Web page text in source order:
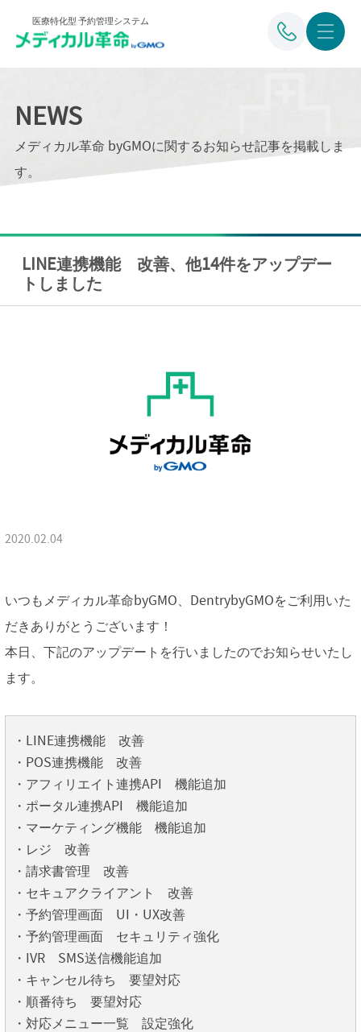
医療特化型 予約管理システム
NEWS
メディカル革命 byGMOに関するお知らせ記事を掲載しま
す。
LINE連携機能 改善、他14件をアップデー
トしました
2020.02.04
いつもメディカル革命byGMO、DentrybyGMOをご利用いた
だきありがとうございます！
本日、下記のアップデートを行いましたのでお知らせいたし
ます。
・LINE連携機能 改善
・POS連携機能 改善
・アフィリエイト連携API 機能追加
・ポータル連携API 機能追加
・マーケティング機能 機能追加
・レジ 改善
・請求書管理 改善
・セキュアクライアント 改善
・予約管理画面 UI・UX改善
・予約管理画面 セキュリティ強化
・IVR SMS送信機能追加
・キャンセル待ち 要望対応
・順番待ち 要望対応
・対応メニュー一覧 設定強化